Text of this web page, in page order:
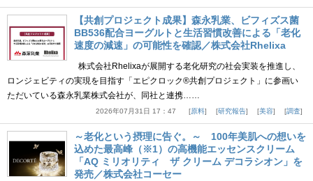
【共創プロジェクト成果】森永乳業、ビフィズス菌
BB536配合ヨーグルトと生活習慣改善による「老化
速度の減速」の可能性を確認／株式会社Rhelixa
株式会社Rhelixaが展開する老化研究の社会実装を推進し、
ロンジェビティの実現を目指す「エピクロック®共創プロジェクト」に参画い
ただいている森永乳業株式会社が、同社と連携……
2026年07月31日 17：47 原料 研究報告 美容 調査
～老化という摂理に告ぐ。～ 100年美肌への想いを
込めた最高峰（※1）の高機能エッセンスクリーム
「AQ ミリオリティ ザ クリーム デコラシオン」を
発売／株式会社コーセー